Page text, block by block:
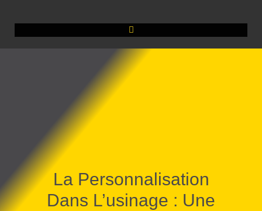
La Personnalisation
Dans L’usinage : Une